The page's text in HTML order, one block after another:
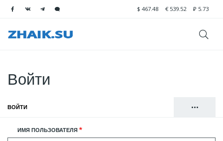
$ 467.48 € 539.52 ₽ 5.73
Войти
•••
вкладки
ВОЙТИ
РЕГИСТРАЦИЯ
ИМЯ ПОЛЬЗОВАТЕЛЯ